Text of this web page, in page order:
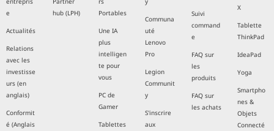
e
Actualités
Relations
avec les
investisse
urs (en
anglais)
Conformit
é (Anglais
hub (LPH)
Portables
Une IA
plus
intelligen
te pour
vous
PC de
Gamer
Tablettes
Communa
uté
Lenovo
Pro
Legion
Communit
y
S'inscrire
aux
Suivi
command
e
FAQ sur
les
produits
FAQ sur
les achats
X
Tablette
ThinkPad
IdeaPad
Yoga
Smartpho
nes &
Objets
Connecté